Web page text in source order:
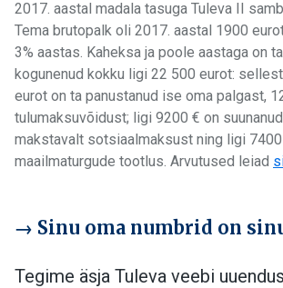
2017. aastal madala tasuga Tuleva II
Tema brutopalk oli 2017. aastal 1900
3% aastas. Kaheksa ja poole aastaga on
kogunenud kokku ligi 22 500 eurot:
eurot on ta panustanud ise oma palgast,
tulumaksuvõidust; ligi 9200 € on
makstavalt sotsiaalmaksust ning ligi 7400
maailmaturgude tootlus. Arvutused leiad
→ Sinu oma numbrid on
Tegime äsja Tuleva veebi